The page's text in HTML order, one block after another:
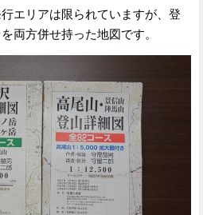
エリアは限られていますが、登
両方併せ持った地図です。